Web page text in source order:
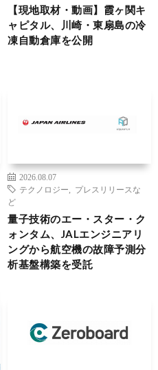
【現地取材・動画】霞ヶ関キ
ャピタル、川崎・東扇島の冷
凍自動倉庫を公開
2026.08.07
テクノロジー
プレスリリースな
ど
量子技術のエー・スター・ク
ォンタム、JALエンジニアリ
ングから航空機の故障予測分
析基盤構築を受託